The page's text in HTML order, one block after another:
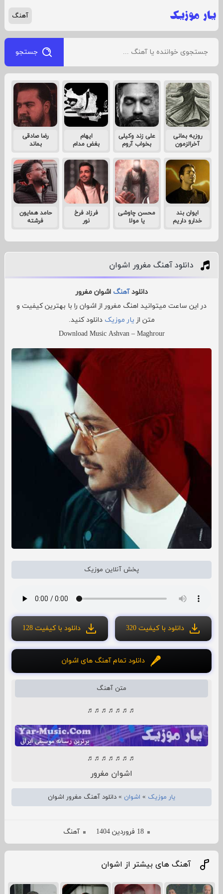
آهنگ
جستجو
روزبه بمانی
آخرالزمون
علی زند وکیلی
بخواب آروم
ایهام
بغض مدام
رضا صادقی
بماند
ایوان بند
خدارو داریم
محسن چاوشی
یا مولا
فرزاد فرخ
نور
حامد همایون
فرشته
دانلود آهنگ مغرور اشوان
دانلودآهنگ اشوان مغرور
در این ساعت میتوانید اهنگ مغرور از اشوان را با بهترین کیفیت و
متن از یار موزیک دانلود کنید.
Download Music Ashvan – Maghrour
پخش آنلاین موزیک
دانلود با کیفیت 320 دانلود با کیفیت 128
دانلود تمام آهنگ های اشوان
متن آهنگ
♬♬♬♬♬♬♬
♬♬♬♬♬♬♬
اشوان مغرور
یار موزیک » اشوان » دانلود آهنگ مغرور اشوان
18 فروردین 1404 آهنگ
آهنگ های بیشتر از اشوان